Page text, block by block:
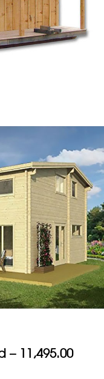
– 11,495.00